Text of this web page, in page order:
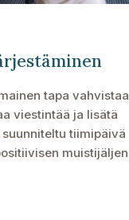
tapa vahvistaa
viestintää ja lisätä
tiimipäivä
muistijäljen